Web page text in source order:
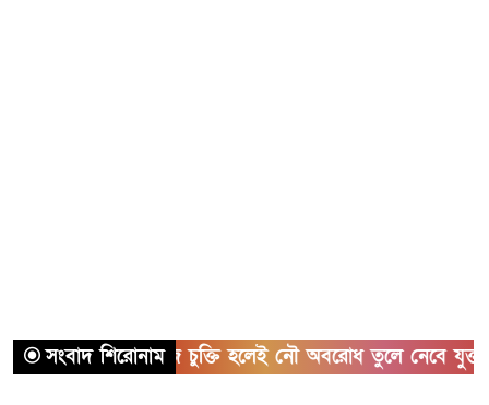
সংবাদ শিরোনাম
হরমুজ চুক্তি হলেই নৌ অবরোধ তুলে নেবে যুক্তরাষ্ট্র